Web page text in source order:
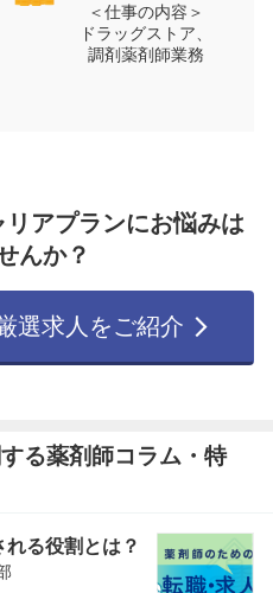
＜仕事の内容＞
ドラッグストア、
調剤薬剤師業務
アプランにお悩みは
んか？
選求人をご紹介
る薬剤師コラム・特
る役割とは？